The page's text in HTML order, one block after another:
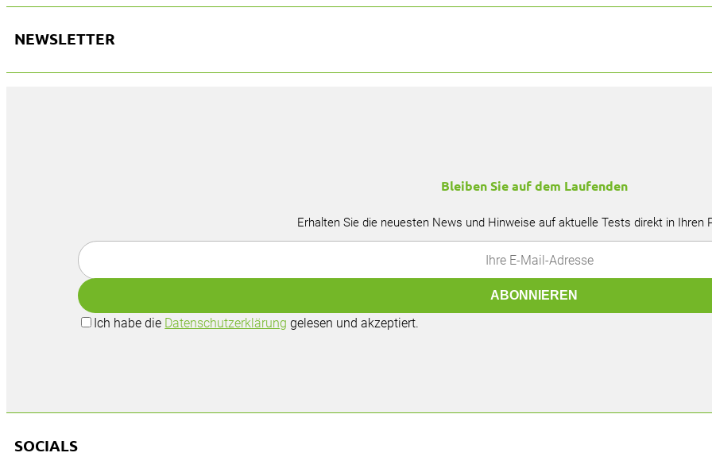
NEWSLETTER
Bleiben Sie auf dem Laufenden
Erhalten Sie die neuesten News und Hinweise auf aktuelle Tests direkt in Ihren
Ich habe die Datenschutzerklärung gelesen und akzeptiert.
SOCIALS